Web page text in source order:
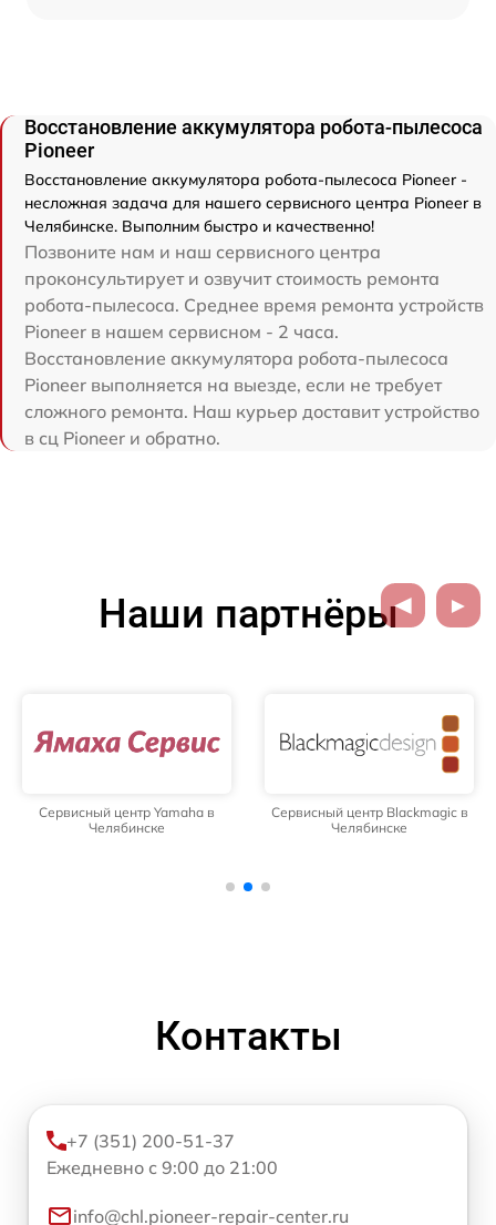
Восстановление аккумулятора робота-пылесоса
Pioneer
Восстановление аккумулятора робота-пылесоса Pioneer -
несложная задача для нашего сервисного центра Pioneer в
Челябинске. Выполним быстро и качественно!
Позвоните нам и наш сервисного центра
проконсультирует и озвучит стоимость ремонта
робота-пылесоса. Среднее время ремонта устройств
Pioneer в нашем сервисном - 2 часа.
Восстановление аккумулятора робота-пылесоса
Pioneer выполняется на выезде, если не требует
сложного ремонта. Наш курьер доставит устройство
в сц Pioneer и обратно.
Наши партнёры
Сервисный центр Yamaha в
Челябинске
Сервисный центр Blackmagic в
Челябинске
Контакты
+7 (351) 200-51-37
Ежедневно с 9:00 до 21:00
info@chl.pioneer-repair-center.ru